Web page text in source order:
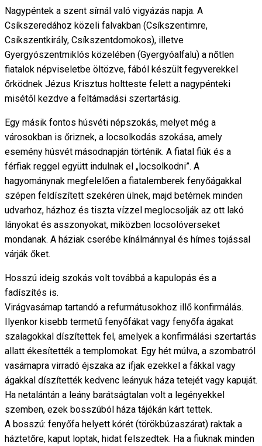
Nagypéntek a szent sírnál való vigyázás napja. A
Csíkszeredához közeli falvakban (Csíkszentimre,
Csíkszentkirály, Csíkszentdomokos), illetve
Gyergyószentmiklós közelében (Gyergyóalfalu) a nőtlen
fiatalok népviseletbe öltözve, fából készült fegyverekkel
őrködnek Jézus Krisztus holtteste felett a nagypénteki
misétől kezdve a feltámadási szertartásig.
Egy másik fontos húsvéti népszokás, melyet még a
városokban is őriznek, a locsolkodás szokása, amely
esemény húsvét másodnapján történik. A fiatal fiúk és a
férfiak reggel együtt indulnak el „locsolkodni”. A
hagyománynak megfelelően a fiatalemberek fenyőágakkal
szépen feldíszített szekéren ülnek, majd betérnek minden
udvarhoz, házhoz és tiszta vízzel meglocsolják az ott lakó
lányokat és asszonyokat, miközben locsolóverseket
mondanak. A háziak cserébe kínálmánnyal és hímes tojással
várják őket.
Hosszú ideig szokás volt továbbá a kapulopás és a
fadíszítés is.
Virágvasárnap tartandó a refurmátusokhoz illő konfirmálás.
Ilyenkor kisebb termetű fenyőfákat vagy fenyőfa ágakat
szalagokkal díszítettek fel, amelyek a konfirmálási szertartás
allatt ékesítették a templomokat. Egy hét múlva, a szombatról
vasárnapra virradó éjszaka az ifjak ezekkel a fákkal vagy
ágakkal díszítették kedvenc leányuk háza tetejét vagy kapuját.
Ha netalántán a leány barátságtalan volt a legényekkel
szemben, ezek bosszúból háza tájékán kárt tettek.
A bosszú: fenyőfa helyett kórét (törökbúzaszárat) raktak a
háztetőre, kaput loptak, hidat felszedtek. Ha a fiuknak minden